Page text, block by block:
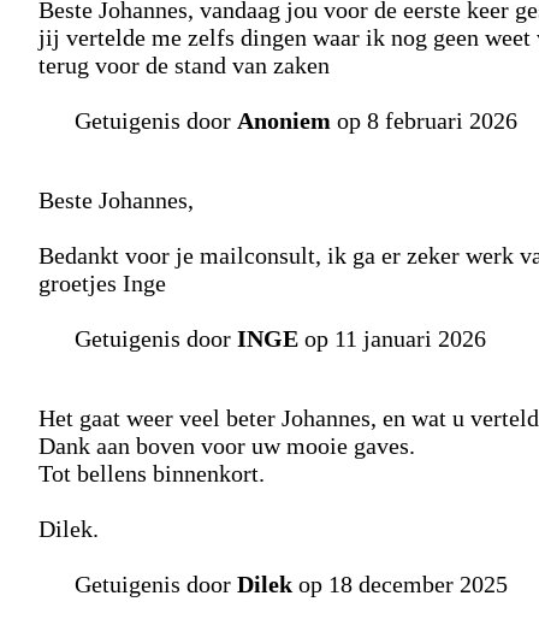
Beste Johannes, vandaag jou voor de eerste keer
jij vertelde me zelfs dingen waar ik nog geen
terug voor de stand van zaken
Getuigenis door Anoniem op 8 februari 2026
Beste Johannes,
Bedankt voor je mailconsult, ik ga er zeker werk
groetjes Inge
Getuigenis door INGE op 11 januari 2026
Het gaat weer veel beter Johannes, en wat u
Dank aan boven voor uw mooie gaves.
Tot bellens binnenkort.
Dilek.
Getuigenis door Dilek op 18 december 2025